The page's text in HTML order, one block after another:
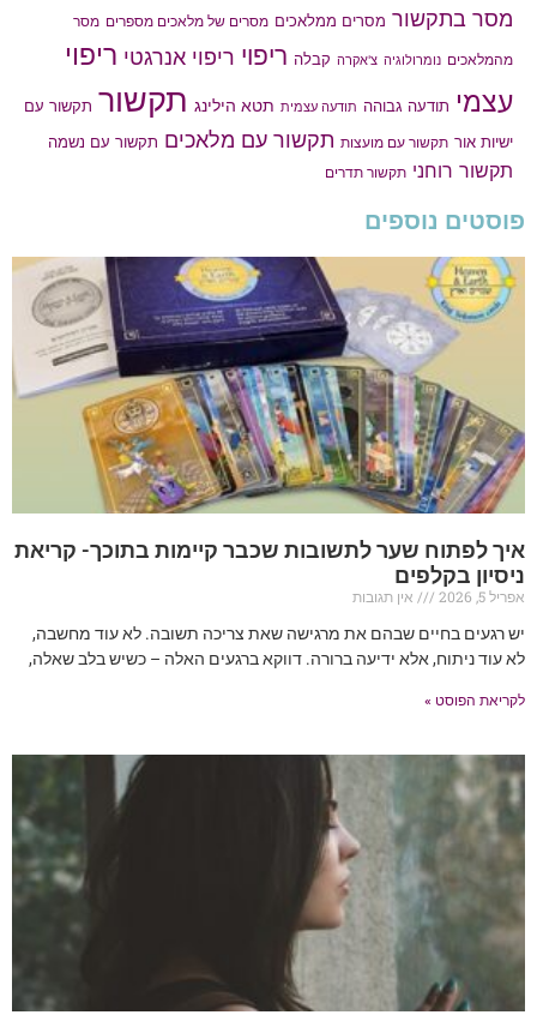
מסר בתקשור מסרים ממלאכים מסרים של מלאכים מספרים מסר
מהמלאכים נומרולוגיה צ'אקרה קבלה ריפוי ריפוי אנרגטי ריפוי
עצמי תודעה גבוהה תודעה עצמית תטא הילינג תקשור תקשור עם
ישיות אור תקשור עם מועצות תקשור עם מלאכים תקשור עם נשמה
תקשור רוחני תקשור תדרים
פוסטים נוספים
איך לפתוח שער לתשובות שכבר קיימות בתוכך- קריאת
ניסיון בקלפים
אפריל 5, 2026
אין תגובות
יש רגעים בחיים שבהם את מרגישה שאת צריכה תשובה. לא עוד מחשבה,
לא עוד ניתוח, אלא ידיעה ברורה. דווקא ברגעים האלה – כשיש בלב שאלה,
לקריאת הפוסט »